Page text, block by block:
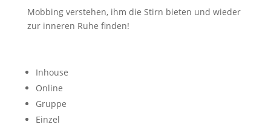
Mobbing verstehen, ihm die Stirn bieten und wieder
zur inneren Ruhe finden!
Inhouse
Online
Gruppe
Einzel